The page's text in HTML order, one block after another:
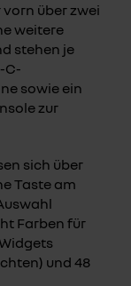
über zwei
weitere
stehen je
C-
sowie ein
zur
sich über
Taste am
Farben für
und 48